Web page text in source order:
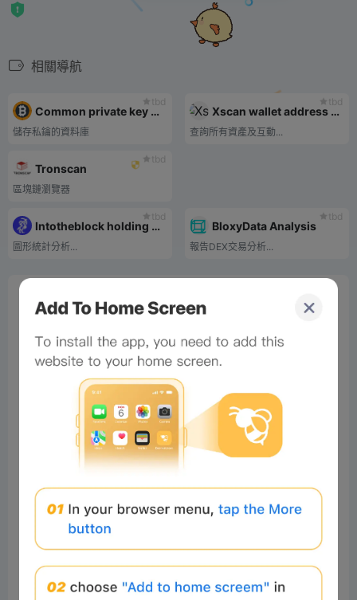
相關導航
tbd
Common private key database
儲存私鑰的資料庫
tbd
Xscan wallet address query
查詢所有資產及互動...
tbd
Tronscan
區塊鏈瀏覽器
tbd
Intotheblock holding address chart
圖形統計分析...
tbd
BloxyData Analysis
報告DEX交易分析...
Bee Score
tbd
Comments (0)
Comments: